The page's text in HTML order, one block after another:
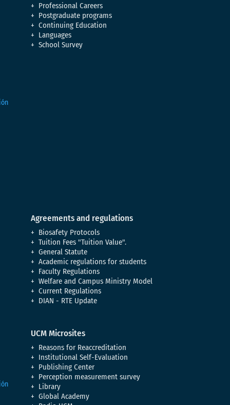
Professional Careers
Postgraduate programs
Continuing Education
Languages
School Survey
Agreements and regulations
Biosafety Protocols
Tuition Fees "Tuition Value".
General Statute
Academic regulations for students
Faculty Regulations
Welfare and Campus Ministry Model
Current Regulations
DIAN - RTE Update
UCM Microsites
Reasons for Reaccreditation
Institutional Self-Evaluation
Publishing Center
Perception measurement survey
Library
Global Academy